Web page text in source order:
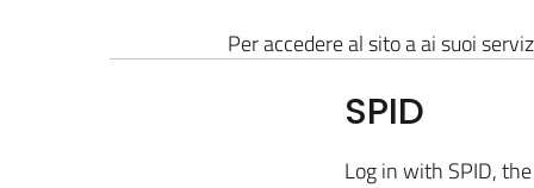
Per accedere al sito a ai suoi
SPID
Log in with SPID,